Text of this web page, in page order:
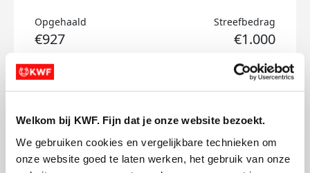
Welkom bij KWF. Fijn dat je onze website bezoekt.
We gebruiken cookies en vergelijkbare technieken om
onze website goed te laten werken, het gebruik van onze
Opgehaald
€927
Streefbedrag
€1.000
Doneer
Sjoerd's badges